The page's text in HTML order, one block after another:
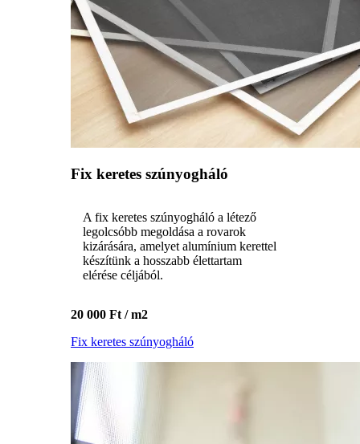
Fix keretes szúnyogháló
A fix keretes szúnyogháló a létező
legolcsóbb megoldása a rovarok
kizárására, amelyet alumínium kerettel
készítünk a hosszabb élettartam
elérése céljából.
20 000 Ft / m2
Fix keretes szúnyogháló